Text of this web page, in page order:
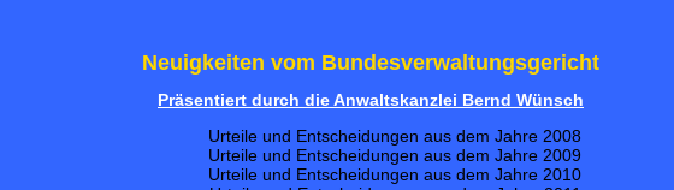
Neuigkeiten vom Bundesverwaltungsgericht
Präsentiert durch die Anwaltskanzlei Bernd Wünsch
Urteile und Entscheidungen aus dem Jahre 2008
Urteile und Entscheidungen aus dem Jahre 2009
Urteile und Entscheidungen aus dem Jahre 2010